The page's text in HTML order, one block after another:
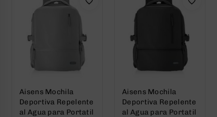
Aisens Mochila
Deportiva Repelente
al Agua para Portatil
Aisens Mochila
Deportiva Repelente
al Agua para Portatil